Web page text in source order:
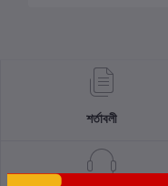
শর্তাবলী